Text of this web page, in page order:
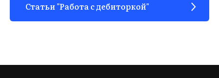
Статьи "Работа с дебиторкой"